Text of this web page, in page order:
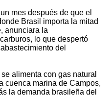
mes después de que el
Brasil importa la mitad
anunciara la
lo que despertó
del
alimenta con gas natural
cuenca marina de Campos,
la demanda brasileña del